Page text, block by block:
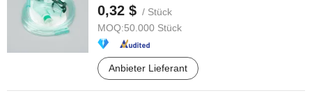
0,32 $ / Stück
MOQ:50.000 Stück
Anbieter Lieferant